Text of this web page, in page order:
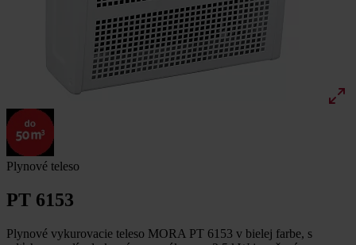
Plynové teleso
PT 6153
Plynové vykurovacie teleso MORA PT 6153 v bielej farbe, s